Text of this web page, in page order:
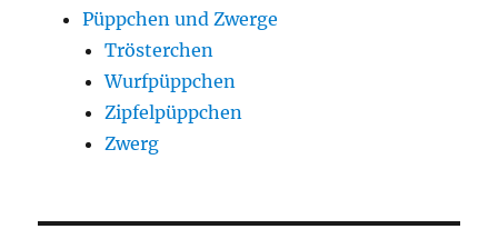
Püppchen und Zwerge
Trösterchen
Wurfpüppchen
Zipfelpüppchen
Zwerg